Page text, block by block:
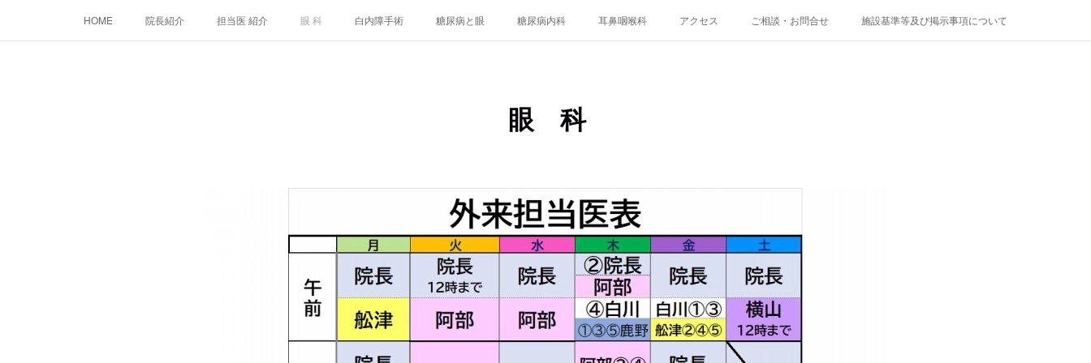
HOME 院長紹介 担当医 紹介 眼 科 白内障手術 糖尿病と眼 糖尿病内科 耳鼻咽喉科 アクセス ご相談・お問合せ 施設基準等及び掲示事項について
眼 科